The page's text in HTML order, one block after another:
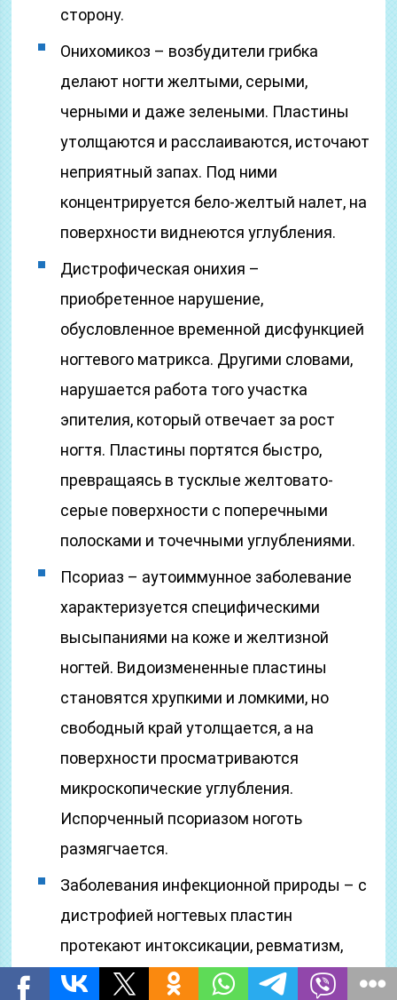
сторону.
Онихомикоз – возбудители грибка
делают ногти желтыми, серыми,
черными и даже зелеными. Пластины
утолщаются и расслаиваются, источают
неприятный запах. Под ними
концентрируется бело-желтый налет, на
поверхности виднеются углубления.
Дистрофическая онихия –
приобретенное нарушение,
обусловленное временной дисфункцией
ногтевого матрикса. Другими словами,
нарушается работа того участка
эпителия, который отвечает за рост
ногтя. Пластины портятся быстро,
превращаясь в тусклые желтовато-
серые поверхности с поперечными
полосками и точечными углублениями.
Псориаз – аутоиммунное заболевание
характеризуется специфическими
высыпаниями на коже и желтизной
ногтей. Видоизмененные пластины
становятся хрупкими и ломкими, но
свободный край утолщается, а на
поверхности просматриваются
микроскопические углубления.
Испорченный псориазом ноготь
размягчается.
Заболевания инфекционной природы – с
дистрофией ногтевых пластин
протекают интоксикации, ревматизм,
болезнь Рейно, алиментарная